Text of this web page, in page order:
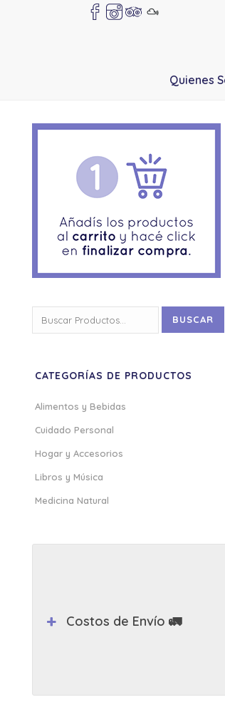
Quienes
por:
BUSCAR
CATEGORÍAS DE PRODUCTOS
Alimentos y Bebidas
Cuidado Personal
Hogar y Accesorios
Libros y Música
Medicina Natural
Costos de Envío 🚛